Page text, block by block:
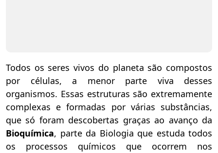
Todos os seres vivos do planeta são compostos
por células, a menor parte viva desses
organismos. Essas estruturas são extremamente
complexas e formadas por várias substâncias,
que só foram descobertas graças ao avanço da
Bioquímica, parte da Biologia que estuda todos
os processos químicos que ocorrem nos